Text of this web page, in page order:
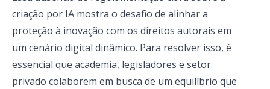
criação por IA mostra o desafio de alinhar a
proteção à inovação com os direitos autorais em
um cenário digital dinâmico. Para resolver isso, é
essencial que academia, legisladores e setor
privado colaborem em busca de um equilíbrio que